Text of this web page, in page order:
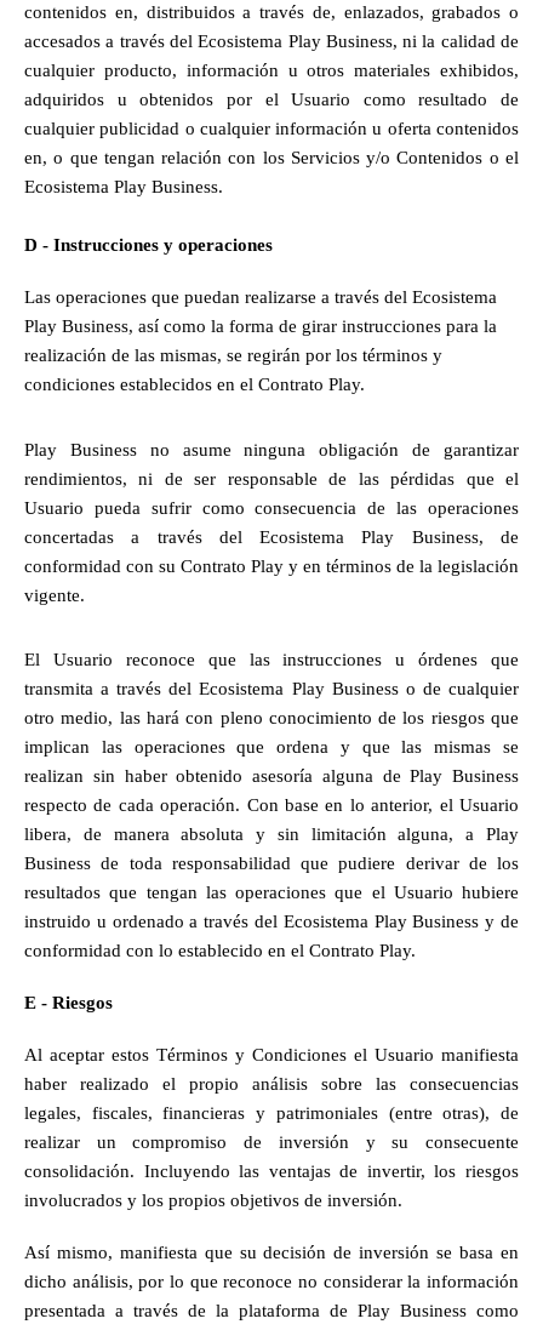
contenidos en, distribuidos a través de, enlazados, grabados o
accesados a través del Ecosistema Play Business, ni la calidad de
cualquier producto, información u otros materiales exhibidos,
adquiridos u obtenidos por el Usuario como resultado de
cualquier publicidad o cualquier información u oferta contenidos
en, o que tengan relación con los Servicios y/o Contenidos o el
Ecosistema Play Business.
D - Instrucciones y operaciones
Las operaciones que puedan realizarse a través del Ecosistema
Play Business, así como la forma de girar instrucciones para la
realización de las mismas, se regirán por los términos y
condiciones establecidos en el Contrato Play.
Play Business no asume ninguna obligación de garantizar
rendimientos, ni de ser responsable de las pérdidas que el
Usuario pueda sufrir como consecuencia de las operaciones
concertadas a través del Ecosistema Play Business, de
conformidad con su Contrato Play y en términos de la legislación
vigente.
El Usuario reconoce que las instrucciones u órdenes que
transmita a través del Ecosistema Play Business o de cualquier
otro medio, las hará con pleno conocimiento de los riesgos que
implican las operaciones que ordena y que las mismas se
realizan sin haber obtenido asesoría alguna de Play Business
respecto de cada operación. Con base en lo anterior, el Usuario
libera, de manera absoluta y sin limitación alguna, a Play
Business de toda responsabilidad que pudiere derivar de los
resultados que tengan las operaciones que el Usuario hubiere
instruido u ordenado a través del Ecosistema Play Business y de
conformidad con lo establecido en el Contrato Play.
E - Riesgos
Al aceptar estos Términos y Condiciones el Usuario manifiesta
haber realizado el propio análisis sobre las consecuencias
legales, fiscales, financieras y patrimoniales (entre otras), de
realizar un compromiso de inversión y su consecuente
consolidación. Incluyendo las ventajas de invertir, los riesgos
involucrados y los propios objetivos de inversión.
Así mismo, manifiesta que su decisión de inversión se basa en
dicho análisis, por lo que reconoce no considerar la información
presentada a través de la plataforma de Play Business como